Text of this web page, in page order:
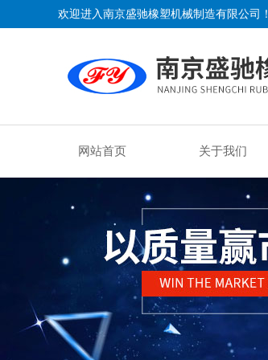
欢迎进入南京盛驰橡塑机械制造有限公司！
网站首页 关于我们